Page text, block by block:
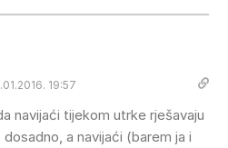
19:57
navijaći tijekom utrke rješavaju
a navijaći (barem ja i